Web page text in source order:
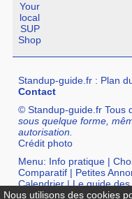
Your
local
SUP
Shop
Standup-guide.fr : Plan
Contact
© Standup-guide.fr Tous
sous quelque forme,
autorisation.
Crédit photo
Menu: Info pratique |
Comparatif | Petites
Calendrier|Le guide
Nous utilisons des cookies